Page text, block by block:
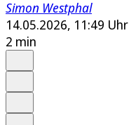
Simon Westphal
14.05.2026, 11:49 Uhr
2 min